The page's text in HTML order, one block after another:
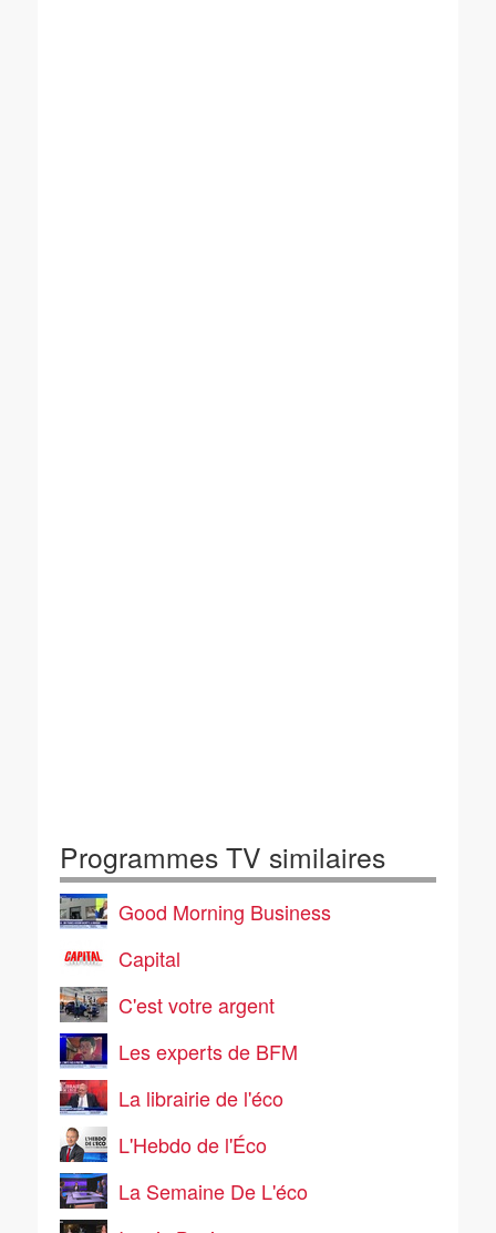
Programmes TV similaires
Good Morning Business
Capital
C'est votre argent
Les experts de BFM
La librairie de l'éco
L'Hebdo de l'Éco
La Semaine De L'éco